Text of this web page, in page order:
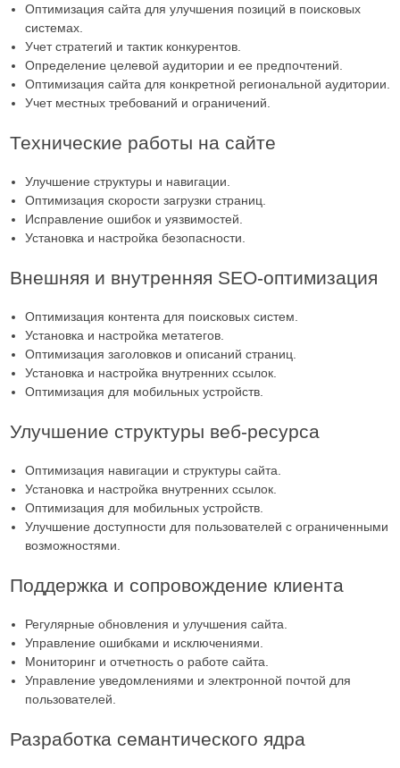
Оптимизация сайта для улучшения позиций в поисковых
системах.
Учет стратегий и тактик конкурентов.
Определение целевой аудитории и ее предпочтений.
Оптимизация сайта для конкретной региональной аудитории.
Учет местных требований и ограничений.
Технические работы на сайте
Улучшение структуры и навигации.
Оптимизация скорости загрузки страниц.
Исправление ошибок и уязвимостей.
Установка и настройка безопасности.
Внешняя и внутренняя SEO-оптимизация
Оптимизация контента для поисковых систем.
Установка и настройка метатегов.
Оптимизация заголовков и описаний страниц.
Установка и настройка внутренних ссылок.
Оптимизация для мобильных устройств.
Улучшение структуры веб-ресурса
Оптимизация навигации и структуры сайта.
Установка и настройка внутренних ссылок.
Оптимизация для мобильных устройств.
Улучшение доступности для пользователей с ограниченными
возможностями.
Поддержка и сопровождение клиента
Регулярные обновления и улучшения сайта.
Управление ошибками и исключениями.
Мониторинг и отчетность о работе сайта.
Управление уведомлениями и электронной почтой для
пользователей.
Разработка семантического ядра